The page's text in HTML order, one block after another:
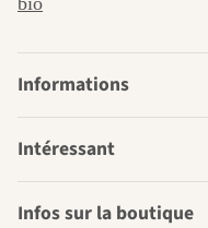
Informations
Intéressant
Infos sur la boutique